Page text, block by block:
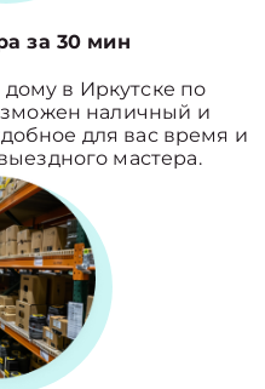
за 30 мин
в Иркутске по
наличный и
для вас время и
мастера.